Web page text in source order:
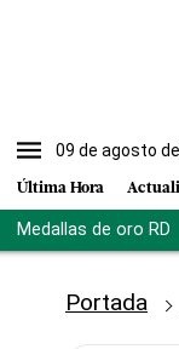
09 de agosto
Última Hora
Medallas de oro RD
Portada